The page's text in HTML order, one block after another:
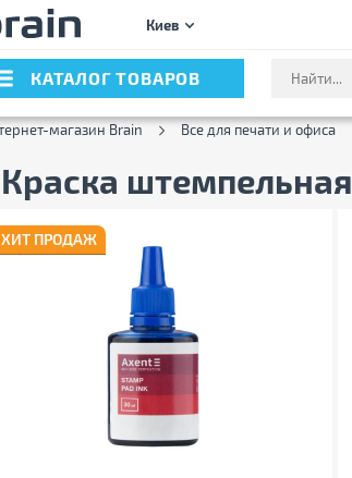
Киев
КАТАЛОГ ТОВАРОВ
магазин Brain Все для печати и офиса
Краска штемпельная
ХИТ ПРОДАЖ